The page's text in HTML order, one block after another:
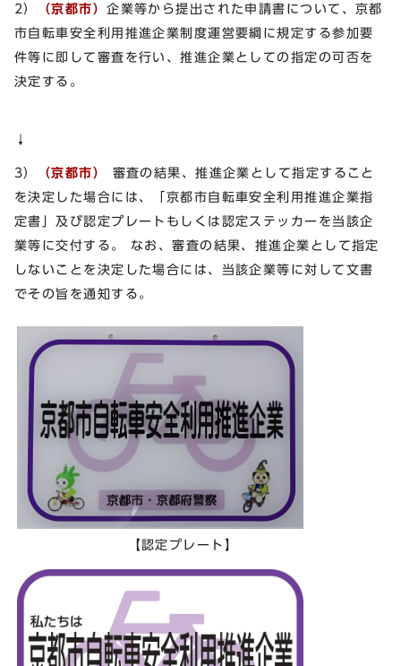
2） （京都市）企業等から提出された申請書について、京都
市自転車安全利用推進企業制度運営要綱に規定する参加要
件等に即して審査を行い、推進企業としての指定の可否を
決定する。
↓
3） （京都市）
審査の結果、推進企業として指定すること
を決定した場合には、「京都市自転車安全利用推進企業指
定書」及び認定プレートもしくは認定ステッカーを当該企
業等に交付する。 なお、審査の結果、推進企業として指定
しないことを決定した場合には、当該企業等に対して文書
でその旨を通知する。
【認定プレート】